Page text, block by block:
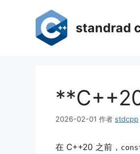
standrad
2026-02-01 作者 stdcpp
在 C++20 之前，